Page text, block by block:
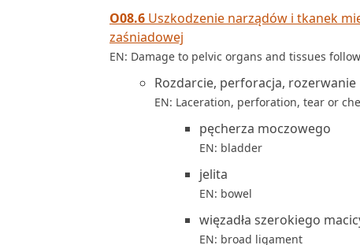
O08.6 Uszkodzenie narządów i tkanek
zaśniadowej
EN: Damage to pelvic organs and tissues
Rozdarcie, perforacja,
EN: Laceration, perforation, tear or
pęcherza moczowego
EN: bladder
jelita
EN: bowel
więzadła szerokiego
EN: broad ligament